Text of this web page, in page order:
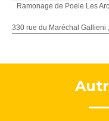
Ramonage de Poele Les
330 rue du Maréchal Gallieni